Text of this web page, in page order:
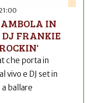
IN
DJ FRANKIE
che porta in
vivo e DJ set in
a ballare